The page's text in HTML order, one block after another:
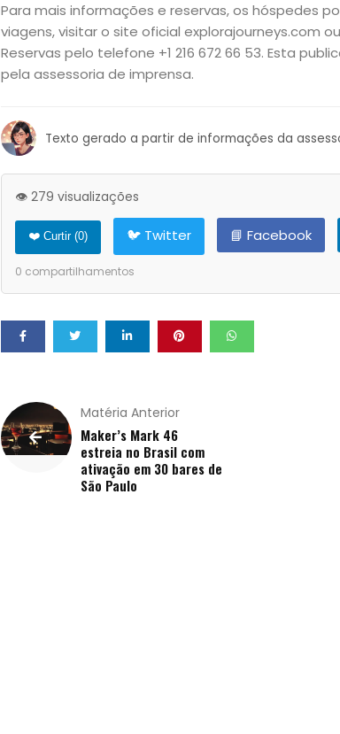
Exclusiva
Homem
Mães
&
Filhos
Notícias
Opinião
Pets
Receitas
Saúde
Para mais informações e reservas, os hóspedes
viagens, visitar o site oficial explorajourneys.com
Reservas pelo telefone +1 216 672 66 53. Esta
pela assessoria de imprensa.
Texto gerado a partir de informações da
👁️ 279 visualizações
❤️ Curtir (0) 🐦 Twitter 📘 Facebook
0 compartilhamentos
Matéria Anterior
Maker’s Mark 46
estreia no Brasil com
ativação em 30 bares de
São Paulo